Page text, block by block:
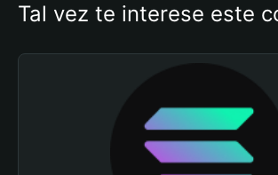
Tal vez te interese este